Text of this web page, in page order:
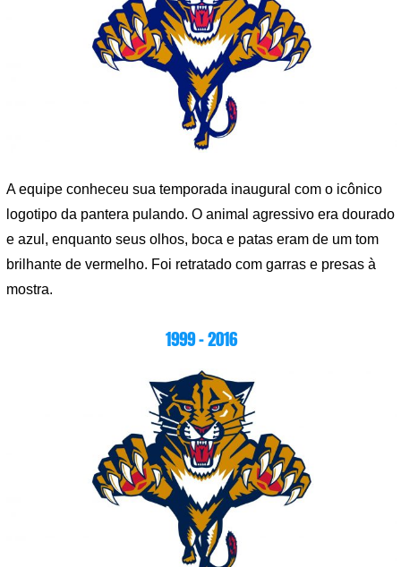
A equipe conheceu sua temporada inaugural com o icônico
logotipo da pantera pulando. O animal agressivo era dourado
e azul, enquanto seus olhos, boca e patas eram de um tom
brilhante de vermelho. Foi retratado com garras e presas à
mostra.
1999 – 2016